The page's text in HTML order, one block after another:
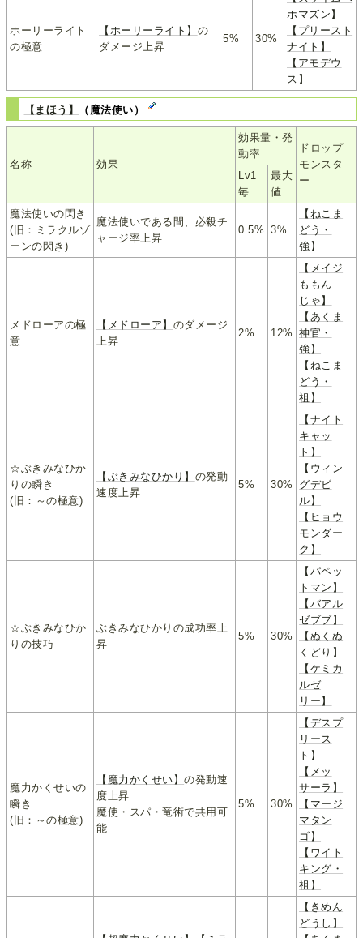
ホーリーライト
の極意
【ホーリーライト】 の
ダメージ上昇
5% 30%
ホマズン】
【プリースト
ナイト】
【アモデウ
ス】
【まほう】 （魔法使い）
名称 効果
効果量・発
動率
ドロップ
モンスタ
ー
Lv1
毎
最大
値
魔法使いの閃き
(旧：ミラクルゾ
ーンの閃き)
魔法使いである間、必殺チ
ャージ率上昇
0.5% 3%
【ねこま
どう・
強】
メドローアの極
意
【メドローア】 のダメージ
上昇
2% 12%
【メイジ
ももん
じゃ】
【あくま
神官・
強】
【ねこま
どう・
祖】
☆ぶきみなひか
りの瞬き
(旧：～の極意)
【ぶきみなひかり】 の発動
速度上昇
5% 30%
【ナイト
キャッ
ト】
【ウィン
グデビ
ル】
【ヒョウ
モンダー
ク】
☆ぶきみなひか
りの技巧
ぶきみなひかりの成功率上
昇
5% 30%
【パペッ
トマン】
【バアル
ゼブブ】
【ぬくぬ
くどり】
【ケミカ
ルゼ
リー】
魔力かくせいの
瞬き
(旧：～の極意)
【魔力かくせい】の発動速
度上昇
魔使・スパ・竜術で共用可
能
5% 30%
【デスプ
リース
ト】
【メッ
サーラ】
【マージ
マタン
ゴ】
【ワイト
キング・
祖】
【きめん
どうし】